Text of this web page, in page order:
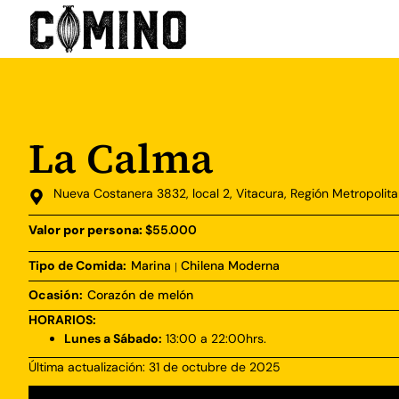
La Calma
Nueva Costanera 3832, local 2, Vitacura, Región
Valor por persona: $55.000
Tipo de Comida: Marina | Chilena Moderna
Ocasión: Corazón de melón
HORARIOS:
Lunes a Sábado: 13:00 a 22:00hrs.
Última actualización: 31 de octubre de 2025